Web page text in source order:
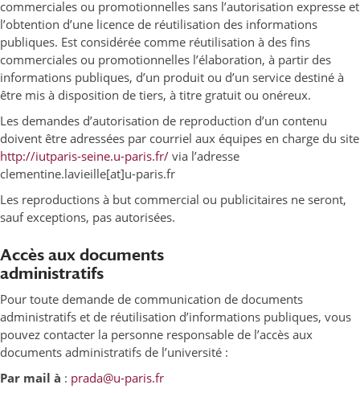
commerciales ou promotionnelles sans l’autorisation expresse et
l’obtention d’une licence de réutilisation des informations
publiques. Est considérée comme réutilisation à des fins
commerciales ou promotionnelles l’élaboration, à partir des
informations publiques, d’un produit ou d’un service destiné à
être mis à disposition de tiers, à titre gratuit ou onéreux.
Les demandes d’autorisation de reproduction d’un contenu
doivent être adressées par courriel aux équipes en charge du site
http://iutparis-seine.u-paris.fr/ via l’adresse
clementine.lavieille[at]u-paris.fr
Les reproductions à but commercial ou publicitaires ne seront,
sauf exceptions, pas autorisées.
Accès aux documents
administratifs
Pour toute demande de communication de documents
administratifs et de réutilisation d’informations publiques, vous
pouvez contacter la personne responsable de l’accès aux
documents administratifs de l’université :
Par mail à : prada@u-paris.fr